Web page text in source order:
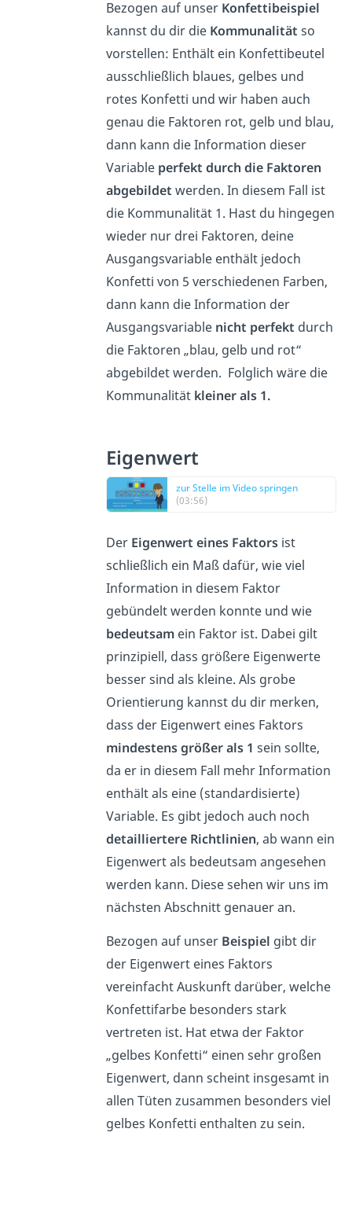
Bezogen auf unserKonfettibeispiel
kannst du dir die Kommunalität so
vorstellen: Enthält ein Konfettibeutel
ausschließlich blaues, gelbes und
rotes Konfetti und wir haben auch
genau die Faktoren rot, gelb und blau,
dann kann die Information dieser
Variable perfekt durch die Faktoren
abgebildet werden. In diesem Fall ist
die Kommunalität 1. Hast du hingegen
wieder nur drei Faktoren, deine
Ausgangsvariable enthält jedoch
Konfetti von 5 verschiedenen Farben,
dann kann die Information der
Ausgangsvariable nicht perfekt durch
die Faktoren „blau, gelb und rot“
abgebildet werden. Folglich wäre die
Kommunalität kleiner als 1.
Eigenwert
zur Stelle im Video springen
(03:56)
Der Eigenwert eines Faktorsist
schließlich ein Maß dafür, wie viel
Information in diesem Faktor
gebündelt werden konnte und wie
bedeutsamein Faktor ist. Dabei gilt
prinzipiell, dass größere Eigenwerte
besser sind als kleine. Als grobe
Orientierung kannst du dir merken,
dass der Eigenwert eines Faktors
mindestens größer als 1 sein sollte,
da er in diesem Fall mehr Information
enthält als eine (standardisierte)
Variable. Es gibt jedoch auch noch
detailliertere Richtlinien, ab wann ein
Eigenwert als bedeutsam angesehen
werden kann. Diese sehen wir uns im
nächsten Abschnitt genauer an.
Bezogen auf unser Beispiel gibt dir
der Eigenwert eines Faktors
vereinfacht Auskunft darüber, welche
Konfettifarbe besonders stark
vertreten ist. Hat etwa der Faktor
„gelbes Konfetti“ einen sehr großen
Eigenwert, dann scheint insgesamt in
allen Tüten zusammen besonders viel
gelbes Konfetti enthalten zu sein.